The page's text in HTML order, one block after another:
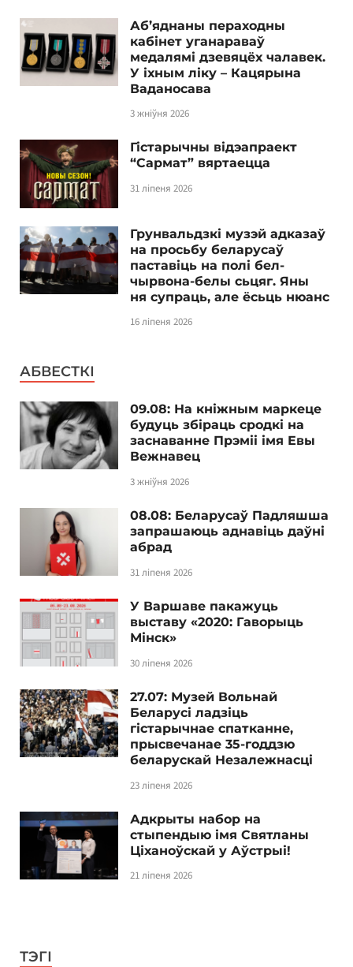
Аб’яднаны пераходны
кабінет уганараваў
медалямі дзевяцёх чалавек.
У іхным ліку – Кацярына
Ваданосава
3 жніўня 2026
Гістарычны відэапраект
“Сармат” вяртаецца
31 ліпеня 2026
Грунвальдзкі музэй адказаў
на просьбу беларусаў
паставіць на полі бел-
чырвона-белы сьцяг. Яны
ня супраць, але ёсьць нюанс
16 ліпеня 2026
АБВЕСТКІ
09.08: На кніжным маркеце
будуць збіраць сродкі на
заснаванне Прэміі імя Евы
Вежнавец
3 жніўня 2026
08.08: Беларусаў Падляшша
запрашаюць аднавіць даўні
абрад
31 ліпеня 2026
У Варшаве пакажуць
выставу «2020: Гаворыць
Мінск»
30 ліпеня 2026
27.07: Музей Вольнай
Беларусі ладзіць
гістарычнае спатканне,
прысвечанае 35-годдзю
беларускай Незалежнасці
23 ліпеня 2026
Адкрыты набор на
стыпендыю імя Святланы
Ціханоўскай у Аўстрыі!
21 ліпеня 2026
ТЭГІ